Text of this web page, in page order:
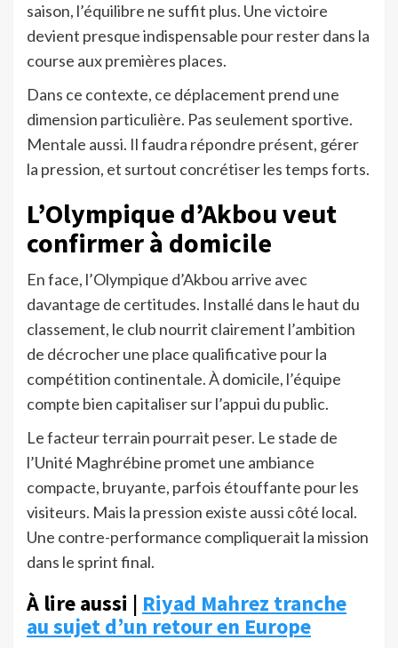
saison, l’équilibre ne suffit plus. Une victoire
devient presque indispensable pour rester dans la
course aux premières places.
Dans ce contexte, ce déplacement prend une
dimension particulière. Pas seulement sportive.
Mentale aussi. Il faudra répondre présent, gérer
la pression, et surtout concrétiser les temps forts.
L’Olympique d’Akbou veut
confirmer à domicile
En face, l’Olympique d’Akbou arrive avec
davantage de certitudes. Installé dans le haut du
classement, le club nourrit clairement l’ambition
de décrocher une place qualificative pour la
compétition continentale. À domicile, l’équipe
compte bien capitaliser sur l’appui du public.
Le facteur terrain pourrait peser. Le stade de
l’Unité Maghrébine promet une ambiance
compacte, bruyante, parfois étouffante pour les
visiteurs. Mais la pression existe aussi côté local.
Une contre-performance compliquerait la mission
dans le sprint final.
À lire aussi | Riyad Mahrez tranche
au sujet d’un retour en Europe